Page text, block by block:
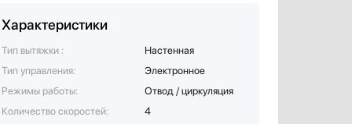
Характеристики
Тип вытяжки :
Настенная
Тип управления:
Электронное
Режимы работы:
Отвод / циркуляция
Количество скоростей:
4